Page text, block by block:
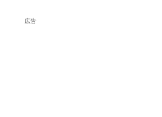
広告